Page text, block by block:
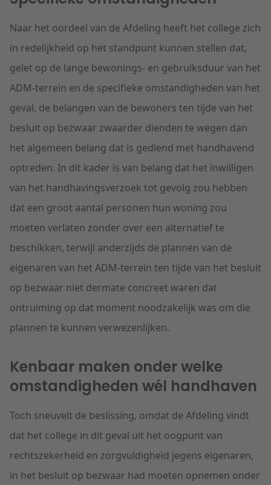
Naar het oordeel van de Afdeling heeft het college zich
in redelijkheid op het standpunt kunnen stellen dat,
gelet op de lange bewonings- en gebruiksduur van het
ADM-terrein en de specifieke omstandigheden van het
geval, de belangen van de bewoners ten tijde van het
besluit op bezwaar zwaarder dienden te wegen dan
het algemeen belang dat is gediend met handhavend
optreden. In dit kader is van belang dat het inwilligen
van het handhavingsverzoek tot gevolg zou hebben
dat een groot aantal personen hun woning zou
moeten verlaten zonder over een alternatief te
beschikken, terwijl anderzijds de plannen van de
eigenaren van het ADM-terrein ten tijde van het besluit
op bezwaar niet dermate concreet waren dat
ontruiming op dat moment noodzakelijk was om die
plannen te kunnen verwezenlijken.
Kenbaar maken onder welke
omstandigheden wél handhaven
Toch sneuvelt de beslissing, omdat de Afdeling vindt
dat het college in dit geval uit het oogpunt van
rechtszekerheid en zorgvuldigheid jegens eigenaren,
in het besluit op bezwaar had moeten opnemen onder